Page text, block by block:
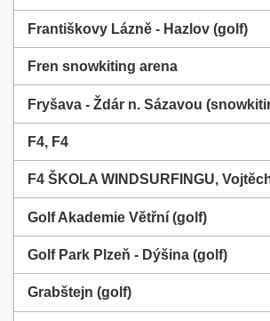
Františkovy Lázně - Hazlov (golf)
Fren snowkiting arena
Fryšava - Ždár n. Sázavou
F4, F4
F4 ŠKOLA WINDSURFINGU,
Golf Akademie Větřní (golf)
Golf Park Plzeň - Dýšina (golf)
Grabštejn (golf)